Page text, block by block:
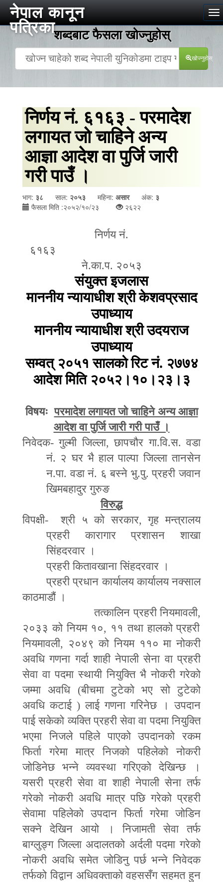
नेपाल कानून
पत्रिकाशब्दबाट फैसला खोज्‍नुहोस्
खोज्‍नुहोस्
निर्णय नं. ६१६३ - परमादेश
लगायत जो चाहिने अन्य
आज्ञा आदेश वा पुर्जि जारी
गरी पाउँ ।
भाग: ३८ साल: २०५३ महिना: असार अंक: ३
फैसला मिति :२०५२/१०/२३
२६२२
निर्णय नं.
६१६३
ने.का.प. २०५३
संयुक्त इजलास
माननीय न्यायाधीश श्री केशवप्रसाद
उपाध्याय
माननीय न्यायाधीश श्री उदयराज
उपाध्याय
सम्वत् २०५१ सालको रिट नं. २७७४
आदेश मिति २०५२।१०।२३।३
विषयः परमादेश लगायत जो चाहिने अन्य आज्ञा
आदेश वा पुर्जि जारी गरी पाउँ ।
निवेदक-गुल्मी जिल्ला,छापचौर गा.वि.स.वडा
नं. २ घर भै हाल पाल्पा जिल्ला तानसेन
न.पा.वडा नं. ६ बस्ने भु.पु.प्रहरी जवान
खिमबहादुर गुरुङ
विरुद्ध
विपक्षी-श्री ५ को सरकार, गृह मन्त्रालय
प्रहरी कारागार प्रशासन शाखा
सिंहदरवार ।
प्रहरी कितावखाना सिंहदरवार ।
प्रहरी प्रधान कार्यालय कार्यालय नक्साल
काठमाडौं ।
तत्कालिन प्रहरी नियमावली,
२०३३ को नियम १०, ११ तथा हालको प्रहरी
नियमावली, २०४९ को नियम ११० मा नोकरी
अवधि गणना गर्दा शाही नेपाली सेना वा प्रहरी
सेवा वा पदमा स्थायी नियुक्ति भै नोकरी गरेको
जम्मा अवधि (बीचमा टुटेको भए सो टुटेको
अवधि कटाई )लाई गणना गरिनेछ । उपदान
पाई सकेको व्यक्ति प्रहरी सेवा वा पदमा नियुक्ति
भएमा निजले पहिले पाएको उपदानको रकम
फिर्ता गरेमा मात्र निजको पहिलेको नोकरी
जोडिनेछ भन्ने व्यवस्था गरिएको देखिन्छ ।
यसरी प्रहरी सेवा वा शाही नेपाली सेना तर्फ
गरेको नोकरी अवधि मात्र पछि गरेको प्रहरी
सेवामा पहिलेको उपदान फिर्ता गरेमा जोडिन
सक्ने देखिन आयो । निजामती सेवा तर्फ
बाग्लुङ्ग जिल्ला अदालतको अर्दली पदमा गरेको
नोकरी अवधि समेत जोडिनु पर्छ भन्ने निवेदक
तर्फको विद्वान अधिवक्ताको वहससँग सहमत हुन